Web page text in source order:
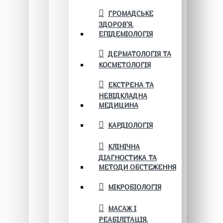
ГРОМАДСЬКЕ
ЗДОРОВ’Я.
ЕПІДЕМІОЛОГІЯ
ДЕРМАТОЛОГІЯ ТА
КОСМЕТОЛОГІЯ
ЕКСТРЕНА ТА
НЕВІДКЛАДНА
МЕДИЦИНА
КАРДІОЛОГІЯ
КЛІНІЧНА
ДІАГНОСТИКА ТА
МЕТОДИ ОБСТЕЖЕННЯ
МІКРОБІОЛОГІЯ
МАСАЖ І
РЕАБІЛІТАЦІЯ.